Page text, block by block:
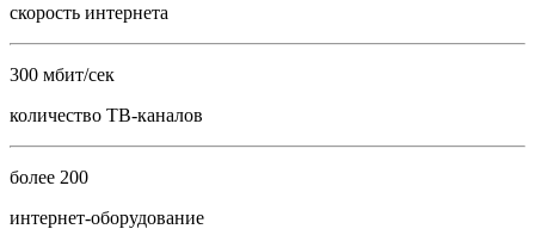
скорость интернета
300 мбит/сек
количество ТВ-каналов
более 200
интернет-оборудование